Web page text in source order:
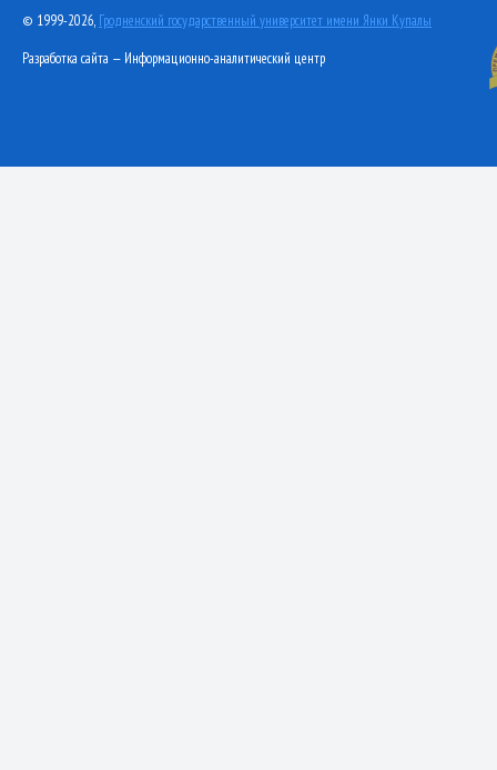
© 1999-2026, Гродненский государственный университет имени Янки Купалы
Разработка сайта — Информационно-аналитический центр